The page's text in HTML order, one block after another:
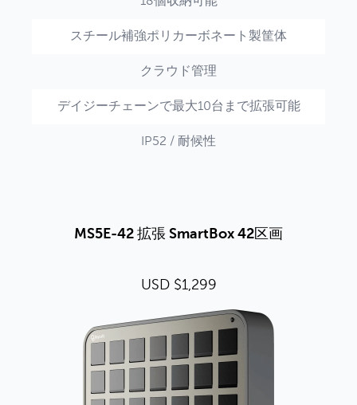
スチール補強ポリカーボネート製筐体
クラウド管理
デイジーチェーンで最大10台まで拡張可能
IP52 / 耐候性
MS5E-42 拡張 SmartBox 42区画
USD $1,299